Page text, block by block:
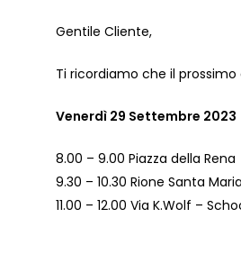
Gentile Cliente,
Ti ricordiamo che il
Venerdì 29 Settembre 2023
8.00 – 9.00 Piazza della Rena
9.30 – 10.30 Rione Santa
11.00 – 12.00 Via K.Wolf –